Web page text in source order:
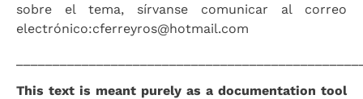
sobre el tema, sírvanse comunicar al correo
electrónico:cferreyros@hotmail.com
This text is meant purely as a documentation tool